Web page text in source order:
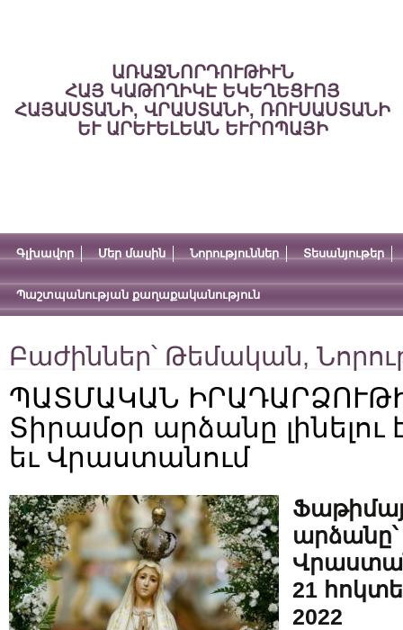
ԱՌԱՋՆՈՐԴՈՒԹԻՒՆ
ՀԱՅ ԿԱԹՈՂԻԿԷ ԵԿԵՂԵՑՒՈՅ
ՀԱՅԱՍՏԱՆԻ, ՎՐԱՍՏԱՆԻ, ՌՈՒՍԱՍՏԱՆԻ
ԵՒ ԱՐԵՒԵԼԵԱՆ ԵՒՐՈՊԱՅԻ
Գլխավոր Մեր մասին Նորություններ Տեսանյութեր
Պաշտպանության քաղաքականություն
Բաժիններ՝ Թեմական,
ՊԱՏՄԱԿԱՆ
Տիրամօր արձանը
եւ Վրաստանում
21
2022